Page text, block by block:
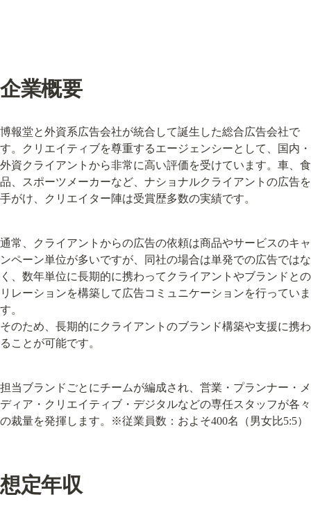
企業概要
博報堂と外資系広告会社が統合して誕生した総合広告会社で
す。クリエイティブを尊重するエージェンシーとして、国内・
外資クライアントから非常に高い評価を受けています。車、食
品、スポーツメーカーなど、ナショナルクライアントの広告を
手がけ、クリエイター陣は受賞歴多数の実績です。
通常、クライアントからの広告の依頼は商品やサービスのキャ
ンペーン単位が多いですが、同社の場合は単発での広告ではな
く、数年単位に長期的に携わってクライアントやブランドとの
リレーションを構築して広告コミュニケーションを行っていま
す。
そのため、長期的にクライアントのブランド構築や支援に携わ
ることが可能です。
担当ブランドごとにチームが編成され、営業・プランナー・メ
ディア・クリエイティブ・デジタルなどの専任スタッフが各々
の裁量を発揮します。※従業員数：およそ400名（男女比5:5）
想定年収